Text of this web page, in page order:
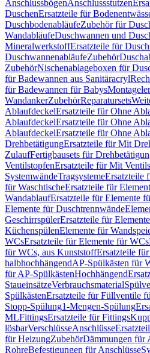
AnschlussbögenAnschlussstutzen
DuschenErsatzteile für
DuschbodenabläufeZubehör für
WandabläufeDuschwannen und
MineralwerkstoffErsatzteile für
DuschwannenabläufeZubehör
ZubehörNischenablageboxen für
für Badewannen aus Sanitäracryl
für Badewannen für Babys
WandankerZubehörReparatursets
AblaufdeckelErsatzteile für Ohne
AblaufdeckelErsatzteile für Ohne
AblaufdeckelErsatzteile für Ohne
DrehbetätigungErsatzteile für Mit
ZulaufFertigbausets für
VentilstopfenErsatzteile für Mit
SystemwändeTragsystemeErsatzteile
für WaschtischeErsatzteile für
WandablaufErsatzteile für Elemente
Elemente für Duschtrennwände
GeschirrspülerErsatzteile für
KüchenspülenElemente für
WCsErsatzteile für Elemente für WCs
für WCs, aus KunststoffErsatzteile
halbhochhängendAP-Spülkästen für
für AP-SpülkästenHochhängend
StaueinsätzeVerbrauchsmaterial
SpülkästenErsatzteile für Füllventile
Stopp-Spülung1-Mengen-Spülung
MLFittingsErsatzteile für Fittings
lösbarVerschlüsseAnschlüsse
für HeizungZubehörDämmungen für
RohreBefestigungen für Anschlüsse